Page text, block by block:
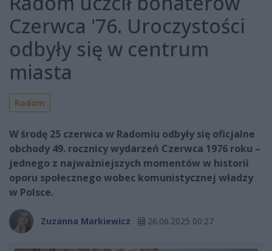
Czerwca '76. Uroczystości
odbyły się w centrum
miasta
Radom
W środę 25 czerwca w Radomiu odbyły się oficjalne
obchody 49. rocznicy wydarzeń Czerwca 1976 roku –
jednego z najważniejszych momentów w historii
oporu społecznego wobec komunistycznej władzy
w Polsce.
Zuzanna Markiewicz 26.06.2025 00:27